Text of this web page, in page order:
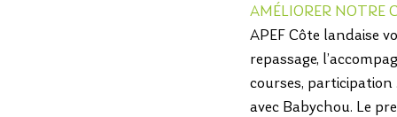
AMÉLIORER NOTRE
APEF Côte landaise
repassage,
courses, participation
avec Babychou. Le